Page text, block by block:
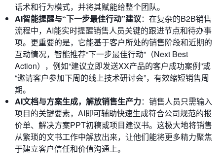
话术和行为模式，并将其赋能给整个团队。
AI智能提醒与“下一步最佳行动”建议：在复杂的B2B销售
流程中，AI能实时提醒销售人员关键的跟进节点和待办事
项。更重要的是，它能基于客户所处的销售阶段和近期的
互动情况，智能推荐“下一步最佳行动”（Next Best
Action），例如“建议立即发送XX产品的客户成功案例”或
“邀请客户参加下周的线上技术研讨会”，有效缩短销售周
期。
AI文档与方案生成，解放销售生产力：销售人员只需输入
项目的关键要素，AI即可辅助快速生成符合公司规范的报
价单、解决方案PPT初稿或项目建议书。这极大地将销售
从繁琐的文书工作中解放出来，让他们能将更多精力聚焦
于建立客户信任和价值沟通上。